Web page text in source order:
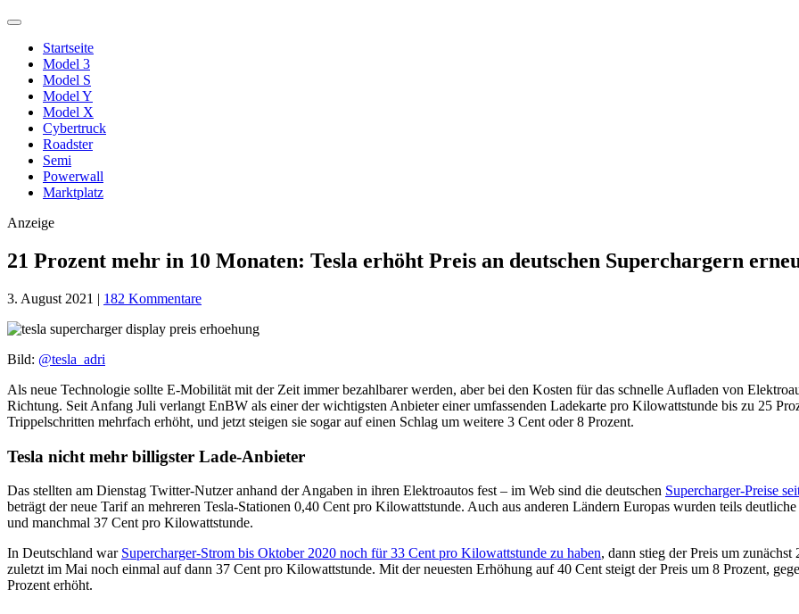
Startseite
Model 3
Model S
Model Y
Model X
Cybertruck
Roadster
Semi
Powerwall
Marktplatz
Anzeige
21 Prozent mehr in 10 Monaten: Tesla erhöht Preis an deutschen Superchargern
3. August 2021 | 182 Kommentare
Bild: @tesla_adri
Als neue Technologie sollte E-Mobilität mit der Zeit immer bezahlbarer werden, aber bei den Kosten für das schnelle Aufladen von
Richtung. Seit Anfang Juli verlangt EnBW als einer der wichtigsten Anbieter einer umfassenden Ladekarte pro Kilowattstunde bis zu 25
Trippelschritten mehrfach erhöht, und jetzt steigen sie sogar auf einen Schlag um weitere 3 Cent oder 8 Prozent.
Tesla nicht mehr billigster Lade-Anbieter
Das stellten am Dienstag Twitter-Nutzer anhand der Angaben in ihren Elektroautos fest – im Web sind die deutschen Supercharger-Preise
beträgt der neue Tarif an mehreren Tesla-Stationen 0,40 Cent pro Kilowattstunde. Auch aus anderen Ländern Europas wurden teils
und manchmal 37 Cent pro Kilowattstunde.
In Deutschland war Supercharger-Strom bis Oktober 2020 noch für 33 Cent pro Kilowattstunde zu haben, dann stieg der Preis um
zuletzt im Mai noch einmal auf dann 37 Cent pro Kilowattstunde. Mit der neuesten Erhöhung auf 40 Cent steigt der Preis um 8 Prozent,
Prozent erhöht.